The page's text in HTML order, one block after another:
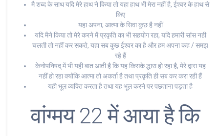
मै शब्द के साथ यदि मेरे हाथ ने किया तो यहा हाथ भी मेरा नहीं है, ईश्वर के हाथ से
किए
यहा अपना, आत्मा के सिवा कुछ है नहीं
यदि मैने किया तो मेरे करने में प्रकृति का भी सहयोग रहा, यदि हमारी सांस नही
चलती तो नहीं कर सकते, यहा सब कुछ ईश्वर का है और हम अपना कह / समझ
रहे हैं
केनोपनिषद् में भी यही बात आती है कि यह किसके द्धारा हो रहा है, मेरे द्वारा यह
नहीं हो रहा क्योंकि आत्मा तो अकर्ता है तथा प्रकृति ही सब कर करा रही हैं
यही भूल व्यक्ति करता है तथा यह भूल करने पर पछताना पड़ता है
वांग्मय 22 में आया है कि